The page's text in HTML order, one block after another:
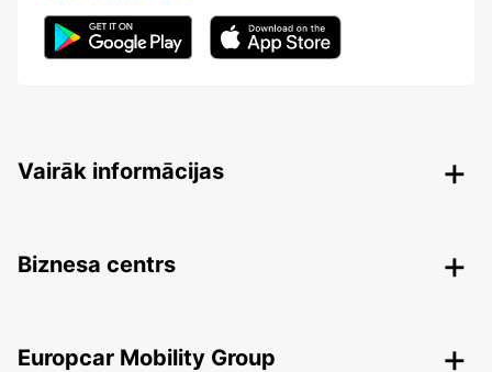
Vairāk informācijas
Biznesa centrs
Europcar Mobility Group